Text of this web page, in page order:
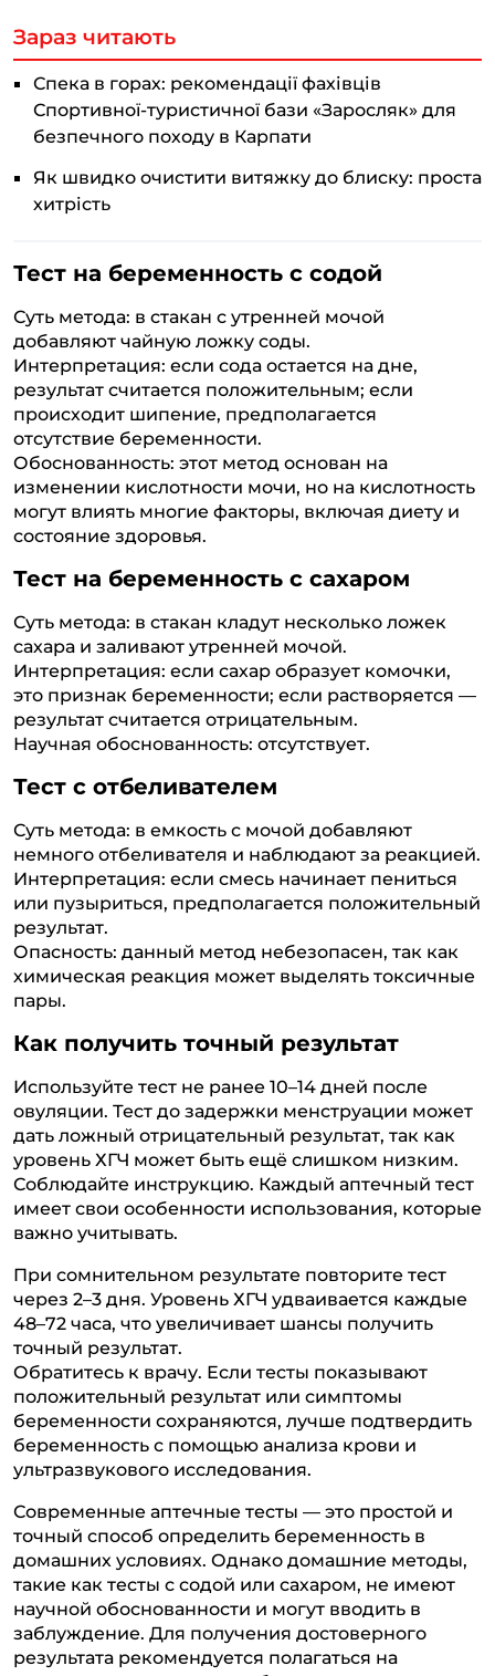
Зараз читають
Спека в горах: рекомендації фахівців
Спортивної-туристичної бази «Заросляк» для
безпечного походу в Карпати
Як швидко очистити витяжку до блиску: проста
хитрість
Тест на беременность с содой
Суть метода: в стакан с утренней мочой
добавляют чайную ложку соды.
Интерпретация: если сода остается на дне,
результат считается положительным; если
происходит шипение, предполагается
отсутствие беременности.
Обоснованность: этот метод основан на
изменении кислотности мочи, но на кислотность
могут влиять многие факторы, включая диету и
состояние здоровья.
Тест на беременность с сахаром
Суть метода: в стакан кладут несколько ложек
сахара и заливают утренней мочой.
Интерпретация: если сахар образует комочки,
это признак беременности; если растворяется —
результат считается отрицательным.
Научная обоснованность: отсутствует.
Тест с отбеливателем
Суть метода: в емкость с мочой добавляют
немного отбеливателя и наблюдают за реакцией.
Интерпретация: если смесь начинает пениться
или пузыриться, предполагается положительный
результат.
Опасность: данный метод небезопасен, так как
химическая реакция может выделять токсичные
пары.
Как получить точный результат
Используйте тест не ранее 10–14 дней после
овуляции. Тест до задержки менструации может
дать ложный отрицательный результат, так как
уровень ХГЧ может быть ещё слишком низким.
Соблюдайте инструкцию. Каждый аптечный тест
имеет свои особенности использования, которые
важно учитывать.
При сомнительном результате повторите тест
через 2–3 дня. Уровень ХГЧ удваивается каждые
48–72 часа, что увеличивает шансы получить
точный результат.
Обратитесь к врачу. Если тесты показывают
положительный результат или симптомы
беременности сохраняются, лучше подтвердить
беременность с помощью анализа крови и
ультразвукового исследования.
Современные аптечные тесты — это простой и
точный способ определить беременность в
домашних условиях. Однако домашние методы,
такие как тесты с содой или сахаром, не имеют
научной обоснованности и могут вводить в
заблуждение. Для получения достоверного
результата рекомендуется полагаться на